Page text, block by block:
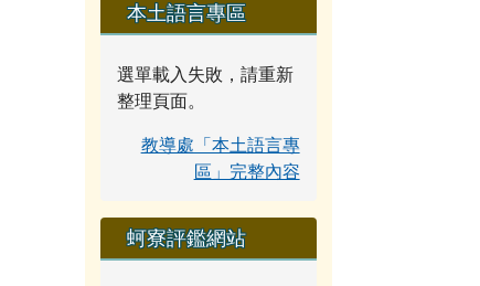
本土語言專區
選單載入失敗，請重新
整理頁面。
教導處「本土語言專
區」完整內容
蚵寮評鑑網站